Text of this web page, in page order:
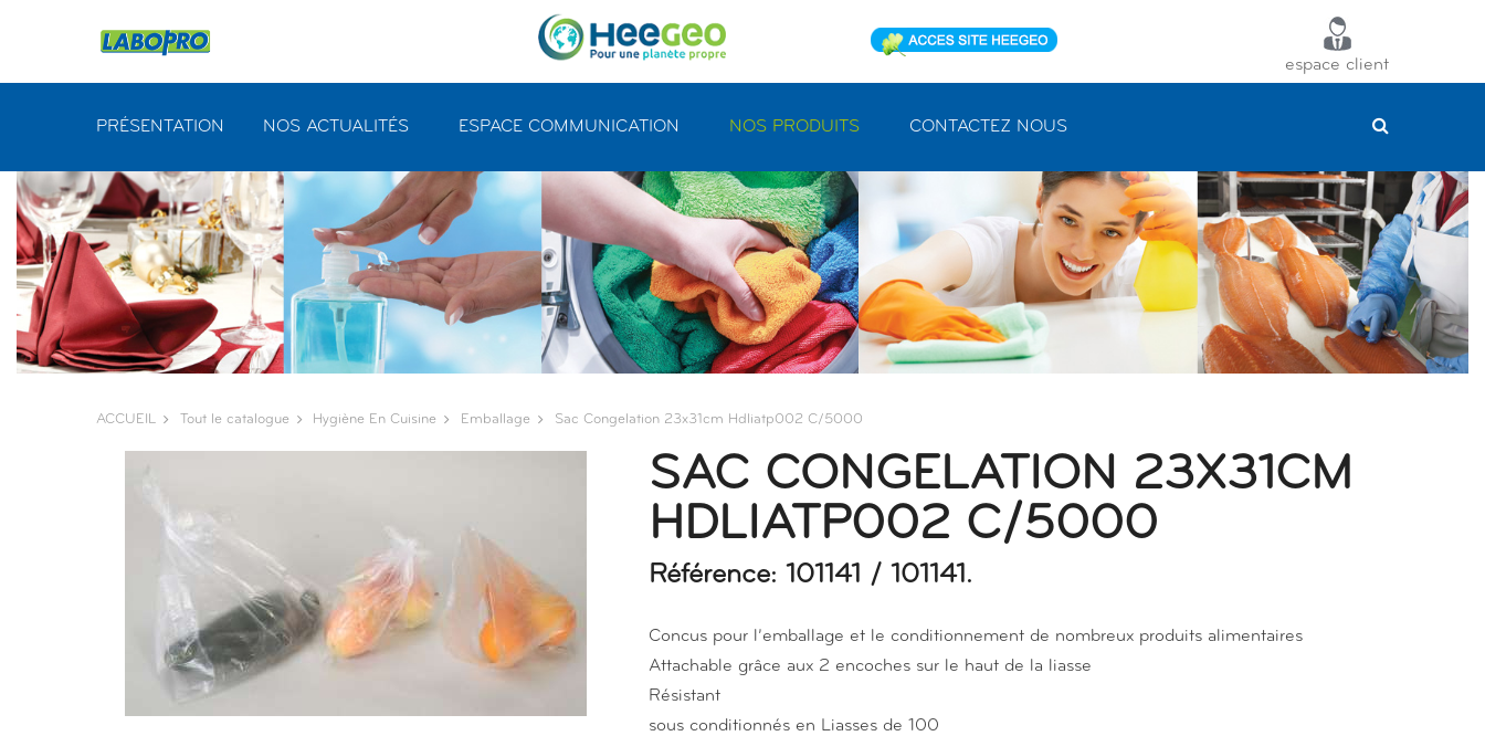
espace client
PRÉSENTATION NOS ACTUALITÉS ESPACE COMMUNICATION NOS PRODUITS CONTACTEZ NOUS
ACCUEIL Tout le catalogue Hygiène En Cuisine Emballage Sac Congelation 23x31cm Hdliatp002 C/5000
SAC CONGELATION 23X31CM
HDLIATP002 C/5000
Référence: 101141 / 101141.
Concus pour l’emballage et le conditionnement de nombreux produits alimentaires
Attachable grâce aux 2 encoches sur le haut de la liasse
Résistant
sous conditionnés en Liasses de 100